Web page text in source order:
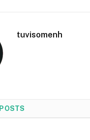
tuvisomenh
POSTS